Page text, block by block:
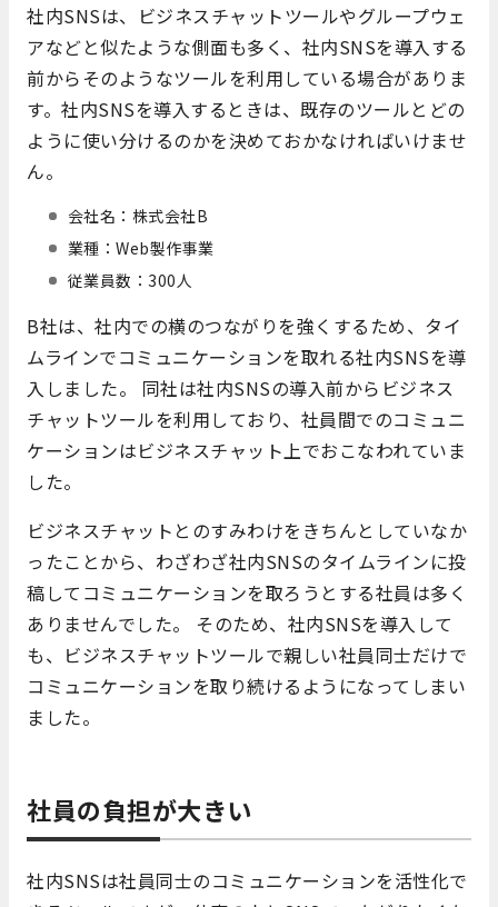
社内SNSは、ビジネスチャットツールやグループウェ
アなどと似たような側面も多く、社内SNSを導入する
前からそのようなツールを利用している場合がありま
す。社内SNSを導入するときは、既存のツールとどの
ように使い分けるのかを決めておかなければいけませ
ん。
会社名：株式会社B
業種：Web製作事業
従業員数：300人
B社は、社内での横のつながりを強くするため、タイ
ムラインでコミュニケーションを取れる社内SNSを導
入しました。 同社は社内SNSの導入前からビジネス
チャットツールを利用しており、社員間でのコミュニ
ケーションはビジネスチャット上でおこなわれていま
した。
ビジネスチャットとのすみわけをきちんとしていなか
ったことから、わざわざ社内SNSのタイムラインに投
稿してコミュニケーションを取ろうとする社員は多く
ありませんでした。 そのため、社内SNSを導入して
も、ビジネスチャットツールで親しい社員同士だけで
コミュニケーションを取り続けるようになってしまい
ました。
社員の負担が大きい
社内SNSは社員同士のコミュニケーションを活性化で